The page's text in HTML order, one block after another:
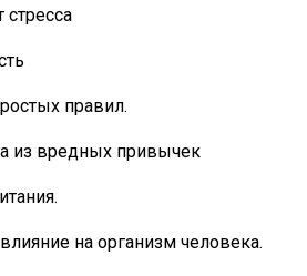
стресса
правил.
из вредных привычек
на организм человека.